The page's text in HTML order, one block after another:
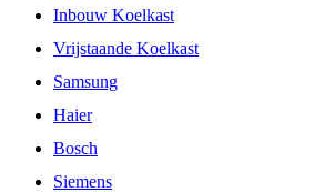
Inbouw Koelkast
Vrijstaande Koelkast
Samsung
Haier
Bosch
Siemens